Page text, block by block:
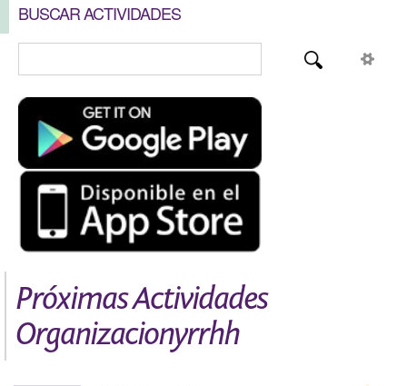
BUSCAR ACTIVIDADES
Próximas Actividades
Organizacionyrrhh